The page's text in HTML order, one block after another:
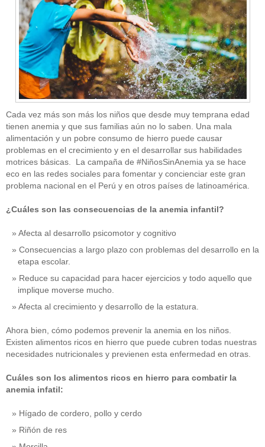
Cada vez más son más los niños que desde muy temprana edad
tienen anemia y que sus familias aún no lo saben. Una mala
alimentación y un pobre consumo de hierro puede causar
problemas en el crecimiento y en el desarrollar sus habilidades
motrices básicas. La campaña de #NiñosSinAnemia ya se hace
eco en las redes sociales para fomentar y concienciar este gran
problema nacional en el Perú y en otros países de latinoamérica.
¿Cuáles son las consecuencias de la anemia infantil?
Afecta al desarrollo psicomotor y cognitivo
Consecuencias a largo plazo con problemas del desarrollo en la
etapa escolar.
Reduce su capacidad para hacer ejercicios y todo aquello que
implique moverse mucho.
Afecta al crecimiento y desarrollo de la estatura.
Ahora bien, cómo podemos prevenir la anemia en los niños.
Existen alimentos ricos en hierro que puede cubren todas nuestras
necesidades nutricionales y previenen esta enfermedad en otras.
Cuáles son los alimentos ricos en hierro para combatir la
anemia infatil:
Hígado de cordero, pollo y cerdo
Riñón de res